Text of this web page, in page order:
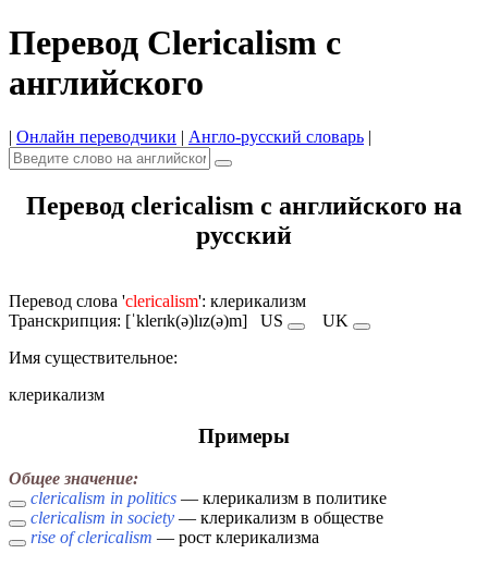
Перевод Clericalism с
английского
| Онлайн переводчики | Англо-русский словарь |
Перевод clericalism с английского на
русский
Перевод слова 'clericalism': клерикализм
Транскрипция: [ˈklerɪk(ə)lɪz(ə)m] US
UK
Имя существительное:
клерикализм
Примеры
Общее значение:
clericalism in politics — клерикализм в политике
clericalism in society — клерикализм в обществе
rise of clericalism — рост клерикализма